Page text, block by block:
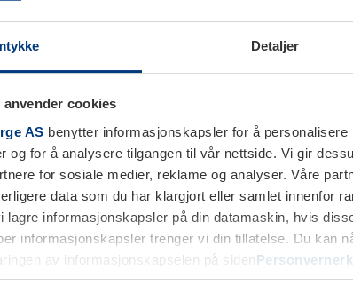
Detaljer
cookies
AS benytter informasjonskapsler for å
og for å analysere tilgangen til vår nettside. Vi gir
for sosiale medier, reklame og analyser. Våre
data som du har klargjort eller samlet innenfor
lagre informasjonskapsler på din datamaskin, hvis
informasjonskapsler trenger vi din tillatelse. Du kan
av informasjonskapselen på siden